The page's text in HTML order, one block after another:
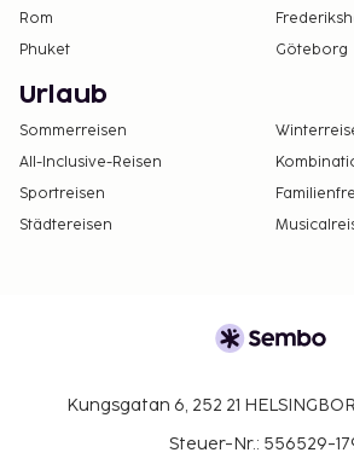
Rom
Phuket
Göteborg
Urlaub
Sommerreisen
All-Inclusive-Reisen
Sportreisen
Städtereisen
Kungsgatan 6, 252 21
Steuer-Nr.: 556529-